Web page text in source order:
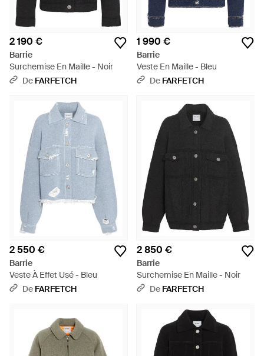
2 190 €
Barrie
Surchemise En Maille - Noir
De FARFETCH
1 990 €
Barrie
Veste En Maille - Bleu
De FARFETCH
2 550 €
Barrie
Veste À Effet Usé - Bleu
De FARFETCH
2 850 €
Barrie
Surchemise En Maille - Noir
De FARFETCH